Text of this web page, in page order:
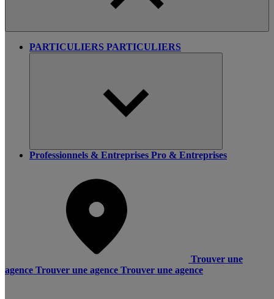
PARTICULIERS PARTICULIERS
Professionnels & Entreprises Pro & Entreprises
Trouver une
agence Trouver une agence Trouver une agence